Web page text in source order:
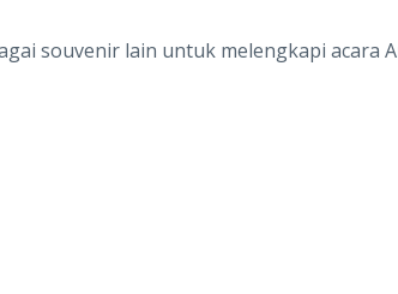
souvenir lain untuk melengkapi acara